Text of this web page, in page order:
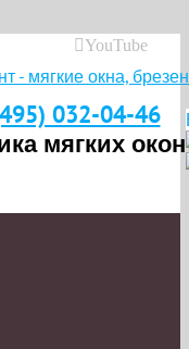
YouTube
032-04-46
мягких окон